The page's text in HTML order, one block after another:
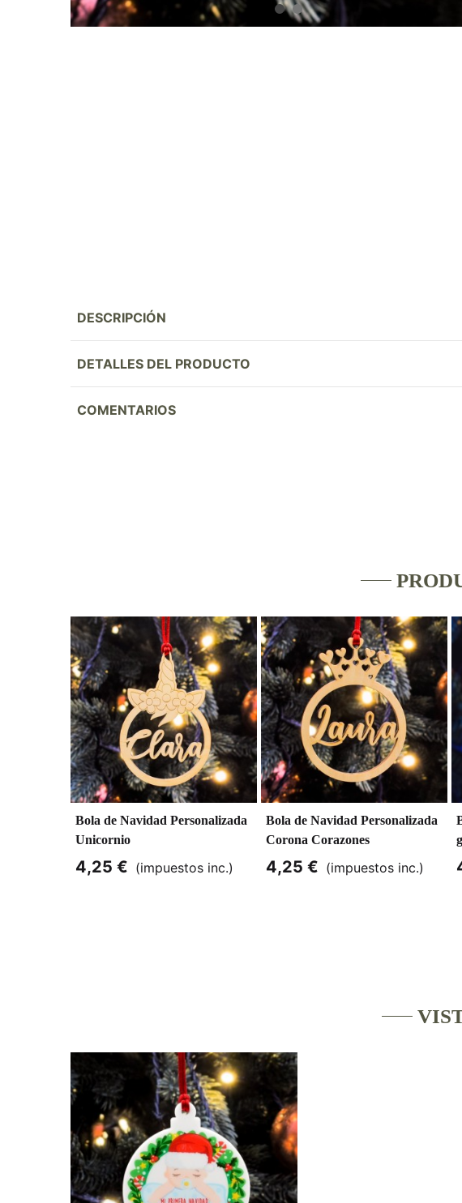
DESCRIPCIÓN
DETALLES DEL PRODUCTO
COMENTARIOS
Bola de Navidad Personalizada
Unicornio
4,25 € (impuestos inc.)
Bola de Navidad Personalizada
Corona Corazones
4,25 € (impuestos inc.)